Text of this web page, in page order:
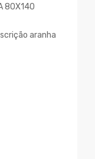
80X140
aranha